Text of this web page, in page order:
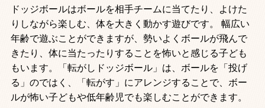
ドッジボールはボールを相手チームに当てたり、よけた
りしながら楽しむ、体を大きく動かす遊びです。 幅広い
年齢で遊ぶことができますが、勢いよくボールが飛んで
きたり、体に当たったりすることを怖いと感じる子ども
もいます。「転がしドッジボール」は、ボールを「投げ
る」のではく、「転がす」にアレンジすることで、ボー
ルが怖い子どもや低年齢児でも楽しむことができます。